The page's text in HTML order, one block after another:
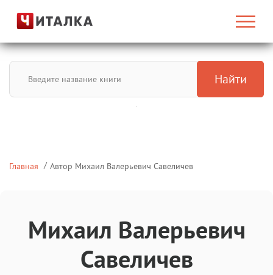
Найти
Главная Автор Михаил Валерьевич Савеличев
Михаил Валерьевич
Савеличев